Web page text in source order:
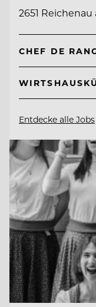
2651 Reichenau
CHEF DE
Entdecke alle Jobs